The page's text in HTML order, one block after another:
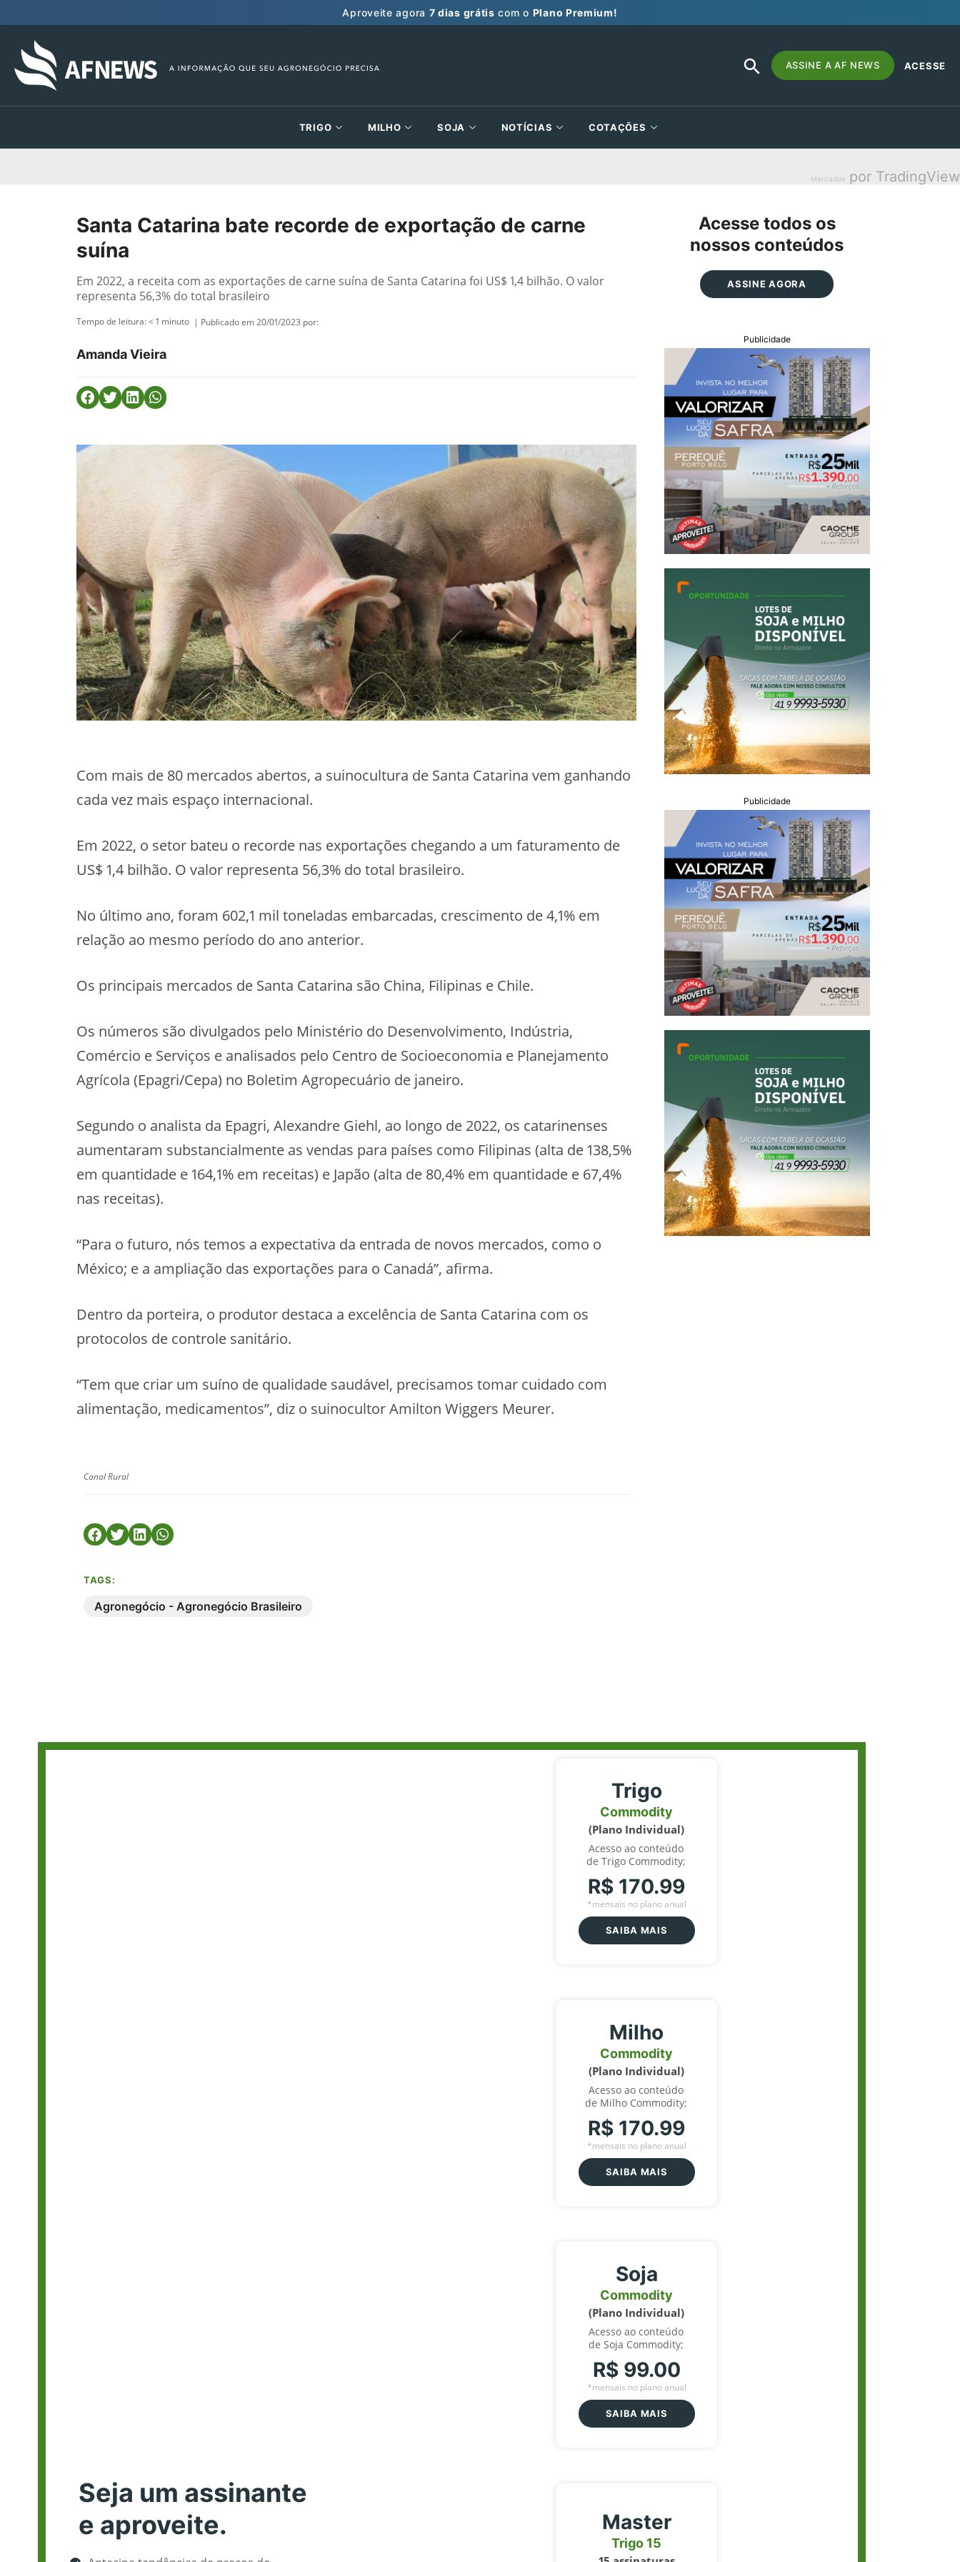
Aproveite agora 7 dias grátis com o Plano Premium!
Search
for:
SEARCH
BUTTON
ASSINE A AF NEWS ACESSE
TRIGO MILHO SOJA NOTÍCIAS COTAÇÕES
Mercados por TradingView
Santa Catarina bate recorde de exportação de carne
suína
Em 2022, a receita com as exportações de carne suína de Santa Catarina foi US$ 1,4 bilhão. O valor
representa 56,3% do total brasileiro
Tempo de leitura:< 1 minuto | Publicado em 20/01/2023 por:
Amanda Vieira
Com mais de 80 mercados abertos, a suinocultura de Santa Catarina vem ganhando
cada vez mais espaço internacional.
Em 2022, o setor bateu o recorde nas exportações chegando a um faturamento de
US$ 1,4 bilhão. O valor representa 56,3% do total brasileiro.
No último ano, foram 602,1 mil toneladas embarcadas, crescimento de 4,1% em
relação ao mesmo período do ano anterior.
Os principais mercados de Santa Catarina são China, Filipinas e Chile.
Os números são divulgados pelo Ministério do Desenvolvimento, Indústria,
Comércio e Serviços e analisados pelo Centro de Socioeconomia e Planejamento
Agrícola (Epagri/Cepa) no Boletim Agropecuário de janeiro.
Segundo o analista da Epagri, Alexandre Giehl, ao longo de 2022, os catarinenses
aumentaram substancialmente as vendas para países como Filipinas (alta de 138,5%
em quantidade e 164,1% em receitas) e Japão (alta de 80,4% em quantidade e 67,4%
nas receitas).
“Para o futuro, nós temos a expectativa da entrada de novos mercados, como o
México; e a ampliação das exportações para o Canadá”, afirma.
Dentro da porteira, o produtor destaca a excelência de Santa Catarina com os
protocolos de controle sanitário.
“Tem que criar um suíno de qualidade saudável, precisamos tomar cuidado com
alimentação, medicamentos”, diz o suinocultor Amilton Wiggers Meurer.
Canal Rural
TAGS:
Agronegócio - Agronegócio Brasileiro
Acesse todos os
nossos conteúdos
ASSINE AGORA
Publicidade
Publicidade
Seja um assinante
e aproveite.
Trigo
Commodity
(Plano Individual)
Acesso ao conteúdo
de Trigo Commodity;
R$ 170.99
*mensais no plano anual
SAIBA MAIS
Milho
Commodity
(Plano Individual)
Acesso ao conteúdo
de Milho Commodity;
R$ 170.99
*mensais no plano anual
SAIBA MAIS
Soja
Commodity
(Plano Individual)
Acesso ao conteúdo
de Soja Commodity;
R$ 99.00
*mensais no plano anual
SAIBA MAIS
Master
Trigo 15